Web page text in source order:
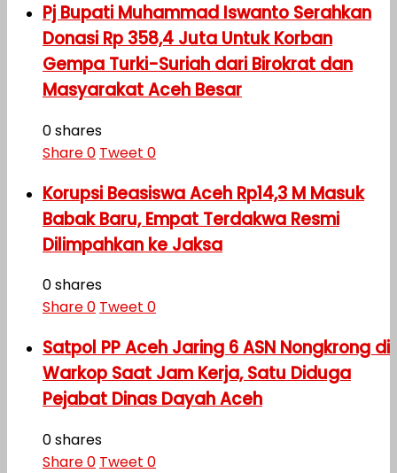
Pj Bupati Muhammad Iswanto Serahkan
Donasi Rp 358,4 Juta Untuk Korban
Gempa Turki-Suriah dari Birokrat dan
Masyarakat Aceh Besar
0 shares
Share0 Tweet 0
Korupsi Beasiswa Aceh Rp14,3 M Masuk
Babak Baru, Empat Terdakwa Resmi
Dilimpahkan ke Jaksa
0 shares
Share0 Tweet 0
Satpol PP Aceh Jaring 6 ASN Nongkrong di
Warkop Saat Jam Kerja, Satu Diduga
Pejabat Dinas Dayah Aceh
0 shares
Share0 Tweet 0